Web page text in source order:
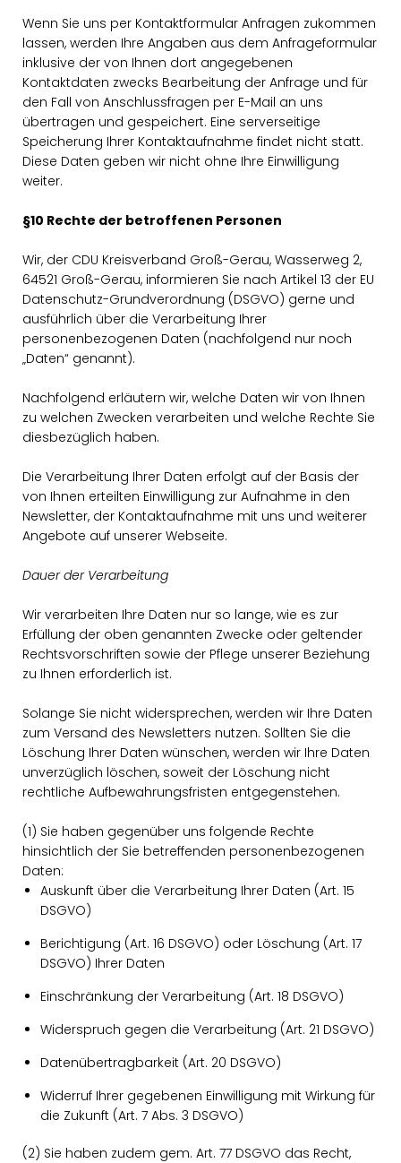
Wenn Sie uns per Kontaktformular Anfragen zukommen
lassen, werden Ihre Angaben aus dem Anfrageformular
inklusive der von Ihnen dort angegebenen
Kontaktdaten zwecks Bearbeitung der Anfrage und für
den Fall von Anschlussfragen per E-Mail an uns
übertragen und gespeichert. Eine serverseitige
Speicherung Ihrer Kontaktaufnahme findet nicht statt.
Diese Daten geben wir nicht ohne Ihre Einwilligung
weiter.
§10 Rechte der betroffenen Personen
Wir, der CDU Kreisverband Groß-Gerau, Wasserweg 2,
64521 Groß-Gerau, informieren Sie nach Artikel 13 der EU
Datenschutz-Grundverordnung (DSGVO) gerne und
ausführlich über die Verarbeitung Ihrer
personenbezogenen Daten (nachfolgend nur noch
Daten“ genannt).
Nachfolgend erläutern wir, welche Daten wir von Ihnen
zu welchen Zwecken verarbeiten und welche Rechte Sie
diesbezüglich haben.
Die Verarbeitung Ihrer Daten erfolgt auf der Basis der
von Ihnen erteilten Einwilligung zur Aufnahme in den
Newsletter, der Kontaktaufnahme mit uns und weiterer
Angebote auf unserer Webseite.
Dauer der Verarbeitung
Wir verarbeiten Ihre Daten nur so lange, wie es zur
Erfüllung der oben genannten Zwecke oder geltender
Rechtsvorschriften sowie der Pflege unserer Beziehung
zu Ihnen erforderlich ist.
Solange Sie nicht widersprechen, werden wir Ihre Daten
zum Versand des Newsletters nutzen. Sollten Sie die
Löschung Ihrer Daten wünschen, werden wir Ihre Daten
unverzüglich löschen, soweit der Löschung nicht
rechtliche Aufbewahrungsfristen entgegenstehen.
(1) Sie haben gegenüber uns folgende Rechte
hinsichtlich der Sie betreffenden personenbezogenen
Daten:
Auskunft über die Verarbeitung Ihrer Daten (Art. 15
DSGVO)
Berichtigung (Art. 16 DSGVO) oder Löschung (Art. 17
DSGVO) Ihrer Daten
Einschränkung der Verarbeitung (Art. 18 DSGVO)
Widerspruch gegen die Verarbeitung (Art. 21 DSGVO)
Datenübertragbarkeit (Art. 20 DSGVO)
Widerruf Ihrer gegebenen Einwilligung mit Wirkung für
die Zukunft (Art. 7 Abs. 3 DSGVO)
(2) Sie haben zudem gem. Art. 77 DSGVO das Recht,